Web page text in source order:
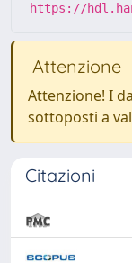
https://
Attenzione
Attenzione! I
sottoposti a
Citazioni